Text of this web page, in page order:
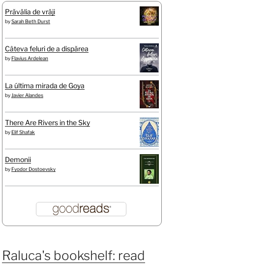
Prăvălia de vrăji
bySarah Beth Durst
Câteva feluri de a dispărea
by Flavius Ardelean
La última mirada de Goya
by Javier Alandes
There Are Rivers in the Sky
by Elif Shafak
Demonii
by Fyodor Dostoevsky
Raluca's bookshelf: read